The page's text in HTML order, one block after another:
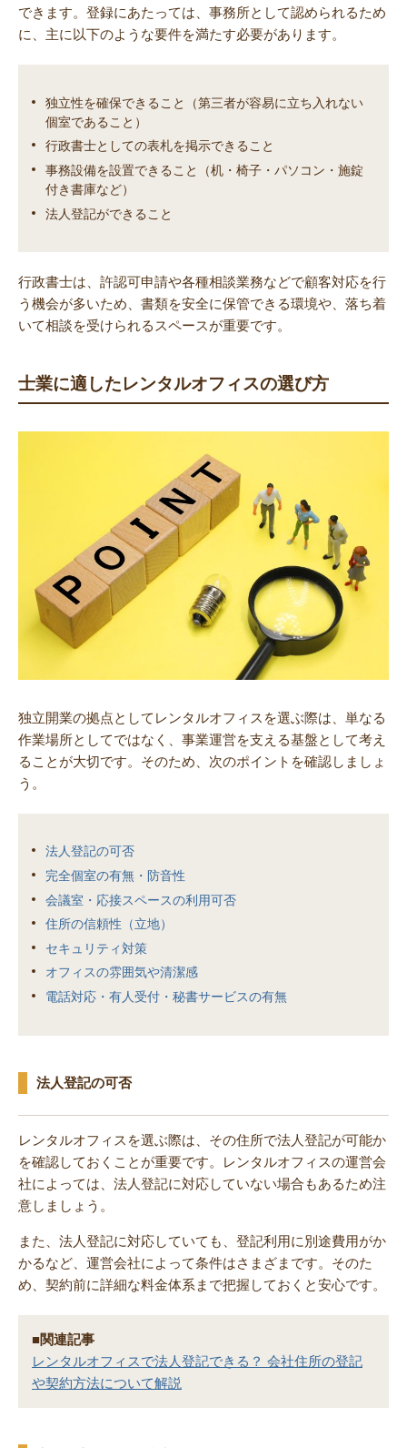
できます。登録にあたっては、事務所として認められるため
に、主に以下のような要件を満たす必要があります。
独立性を確保できること（第三者が容易に立ち入れない
個室であること）
行政書士としての表札を掲示できること
事務設備を設置できること（机・椅子・パソコン・施錠
付き書庫など）
法人登記ができること
行政書士は、許認可申請や各種相談業務などで顧客対応を行
う機会が多いため、書類を安全に保管できる環境や、落ち着
いて相談を受けられるスペースが重要です。
士業に適したレンタルオフィスの選び方
独立開業の拠点としてレンタルオフィスを選ぶ際は、単なる
作業場所としてではなく、事業運営を支える基盤として考え
ることが大切です。そのため、次のポイントを確認しましょ
う。
法人登記の可否
完全個室の有無・防音性
会議室・応接スペースの利用可否
住所の信頼性（立地）
セキュリティ対策
オフィスの雰囲気や清潔感
電話対応・有人受付・秘書サービスの有無
法人登記の可否
レンタルオフィスを選ぶ際は、その住所で法人登記が可能か
を確認しておくことが重要です。レンタルオフィスの運営会
社によっては、法人登記に対応していない場合もあるため注
意しましょう。
また、法人登記に対応していても、登記利用に別途費用がか
かるなど、運営会社によって条件はさまざまです。そのた
め、契約前に詳細な料金体系まで把握しておくと安心です。
■関連記事
レンタルオフィスで法人登記できる？ 会社住所の登記
や契約方法について解説